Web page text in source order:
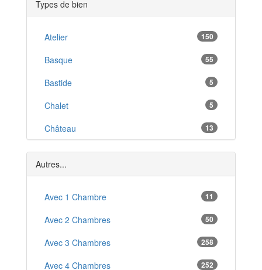
Les Abrets *
Meylan *
Le Pont-de-Claix *
Rives *
Chamrousse *
Moirans *
Gières *
Types de bien
Atelier 150
Basque 55
Bastide 5
Chalet 5
Château 13
Ferme 8
Hangar 7
Local Commercial 1
Mas 1
Studio 2
T1 2
Autres...
Avec 1 Chambre 11
Avec 2 Chambres 50
Avec 3 Chambres 258
Avec 4 Chambres 252